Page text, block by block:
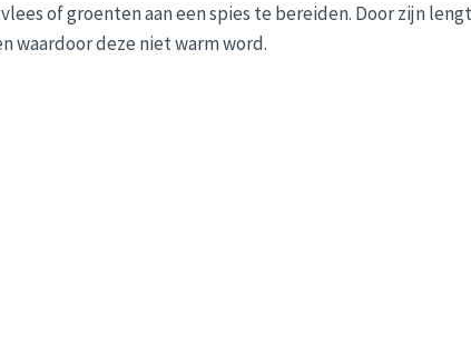
of groenten aan een spies te bereiden. Door zijn
waardoor deze niet warm word.